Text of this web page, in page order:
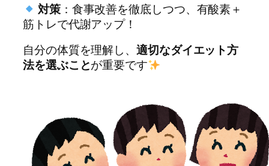
対策：食事改善を徹底しつつ、有酸素＋
筋トレで代謝アップ！
自分の体質を理解し、 適切なダイエット方
法を選ぶことが重要です